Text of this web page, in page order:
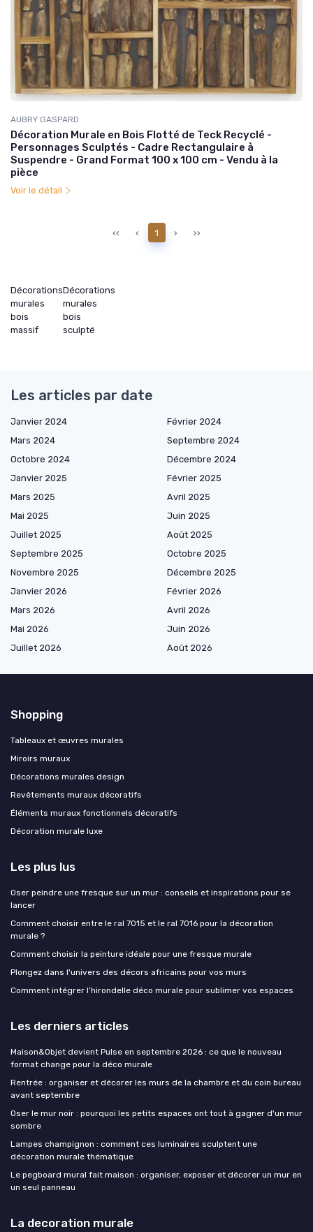
AUBRY GASPARD
Décoration Murale en Bois Flotté de Teck Recyclé -
Personnages Sculptés - Cadre Rectangulaire à
Suspendre - Grand Format 100 x 100 cm - Vendu à la
pièce
Voir le détail
‹‹ ‹ 1 › ››
Décorations
murales
bois
massif
Décorations
murales
bois
sculpté
Les articles par date
Janvier 2024
Février 2024
Mars 2024
Septembre 2024
Octobre 2024
Décembre 2024
Janvier 2025
Février 2025
Mars 2025
Avril 2025
Mai 2025
Juin 2025
Juillet 2025
Août 2025
Septembre 2025
Octobre 2025
Novembre 2025
Décembre 2025
Janvier 2026
Février 2026
Mars 2026
Avril 2026
Mai 2026
Juin 2026
Juillet 2026
Août 2026
Shopping
Tableaux et œuvres murales
Miroirs muraux
Décorations murales design
Revêtements muraux décoratifs
Éléments muraux fonctionnels décoratifs
Décoration murale luxe
Les plus lus
Oser peindre une fresque sur un mur : conseils et inspirations pour se
lancer
Comment choisir entre le ral 7015 et le ral 7016 pour la décoration
murale ?
Comment choisir la peinture idéale pour une fresque murale
Plongez dans l'univers des décors africains pour vos murs
Comment intégrer l’hirondelle déco murale pour sublimer vos espaces
Les derniers articles
Maison&Objet devient Pulse en septembre 2026 : ce que le nouveau
format change pour la déco murale
Rentrée : organiser et décorer les murs de la chambre et du coin bureau
avant septembre
Oser le mur noir : pourquoi les petits espaces ont tout à gagner d'un mur
sombre
Lampes champignon : comment ces luminaires sculptent une
décoration murale thématique
Le pegboard mural fait maison : organiser, exposer et décorer un mur en
un seul panneau
La decoration murale